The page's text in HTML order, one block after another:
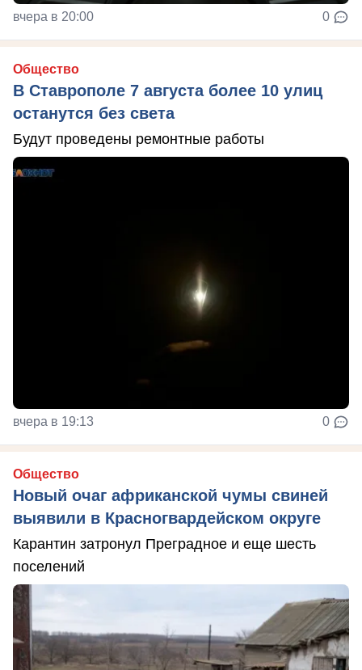
вчера в 20:00 0
Общество
В Ставрополе 7 августа более 10 улиц
останутся без света
Будут проведены ремонтные работы
вчера в 19:13 0
Общество
Новый очаг африканской чумы свиней
выявили в Красногвардейском округе
Карантин затронул Преградное и еще шесть
поселений